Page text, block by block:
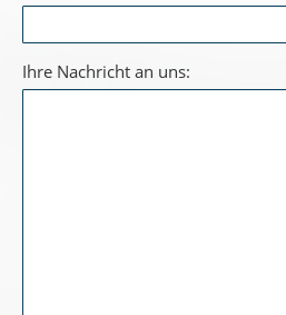
Ihre Nachricht an uns: